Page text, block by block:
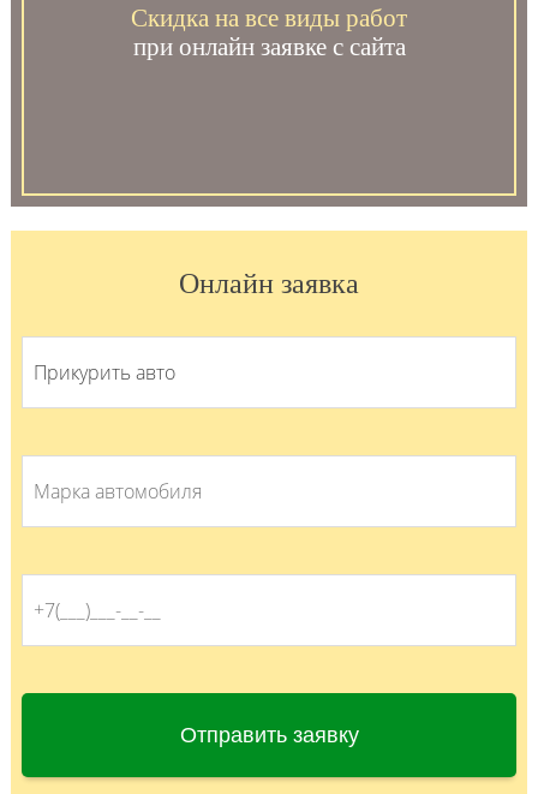
Скидка на все виды работ
при онлайн заявке с сайта
Онлайн заявка
Отправить заявку